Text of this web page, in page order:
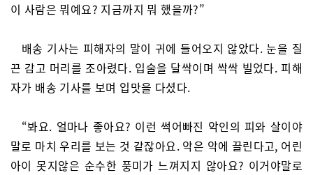
이 사람은 뭐예요? 지금까지 뭐 했을까?”
배송 기사는 피해자의 말이 귀에 들어오지 않았다. 눈을 질
끈 감고 머리를 조아렸다. 입술을 달싹이며 싹싹 빌었다. 피해
자가 배송 기사를 보며 입맛을 다셨다.
“봐요. 얼마나 좋아요? 이런 썩어빠진 악인의 피와 살이야
말로 마치 우리를 보는 것 같잖아요. 악은 악에 끌린다고, 어린
아이 못지않은 순수한 풍미가 느껴지지 않아요? 이거야말로